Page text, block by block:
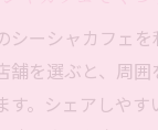
シーシャカフェ
舗を選ぶと、周
す。シェアしや